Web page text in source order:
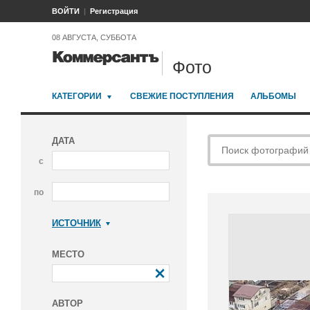
ВОЙТИ Регистрация
08 АВГУСТА, СУББОТА
Фото
КАТЕГОРИИ СВЕЖИЕ ПОСТУПЛЕНИЯ АЛЬБОМЫ
ДАТА
с
по
ИСТОЧНИК
МЕСТО
АВТОР